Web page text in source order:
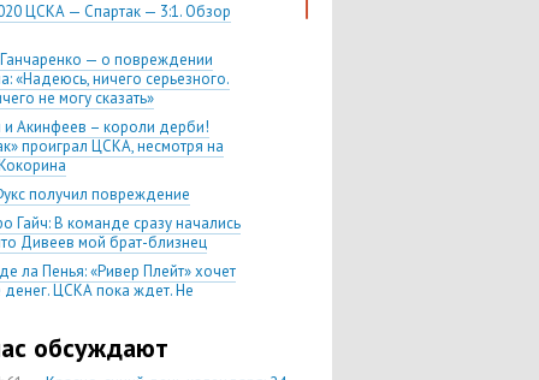
ЦСКА — Спартак — 3:1. Обзор
— о повреждении
«Надеюсь, ничего серьезного.
не могу сказать»
Акинфеев – короли дерби!
проиграл ЦСКА, несмотря на
получил повреждение
Гайч: В команде сразу начались
Дивеев мой брат-близнец
ла Пенья: «Ривер Плейт» хочет
ЦСКА пока ждет. Не
Химки — ЦСКА — 0:2. Обзор
обсуждают